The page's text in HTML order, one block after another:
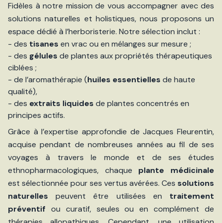
Fidèles à notre mission de vous accompagner avec des
solutions naturelles et holistiques, nous proposons un
espace dédié à l’herboristerie. Notre sélection inclut :
- des tisanes en vrac ou en mélanges sur mesure ;
- des gélules de plantes aux propriétés thérapeutiques
ciblées ;
- de l’aromathérapie (huiles essentielles de haute
qualité),
- des extraits liquides de plantes concentrés en
principes actifs.
Grâce à l’expertise approfondie de Jacques Fleurentin,
acquise pendant de nombreuses années au fil de ses
voyages à travers le monde et de ses études
ethnopharmacologiques, chaque plante médicinale
est sélectionnée pour ses vertus avérées. Ces solutions
naturelles peuvent être utilisées en traitement
préventif ou curatif, seules ou en complément de